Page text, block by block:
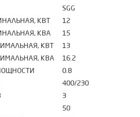
SGG
КВТ
12
КВА
15
КВТ
13
КВА
16.2
0.8
400/230
3
50